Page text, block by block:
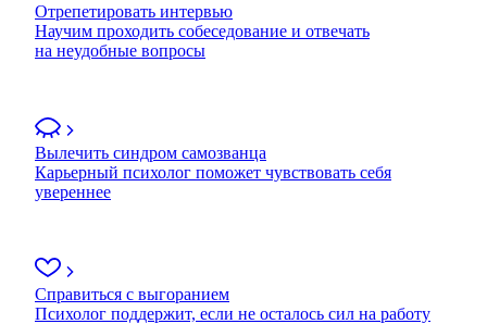
Отрепетировать интервью
Научим проходить собеседование и отвечать
на неудобные вопросы
Вылечить синдром самозванца
Карьерный психолог поможет чувствовать себя
увереннее
Справиться с выгоранием
Психолог поддержит, если не осталось сил на работу